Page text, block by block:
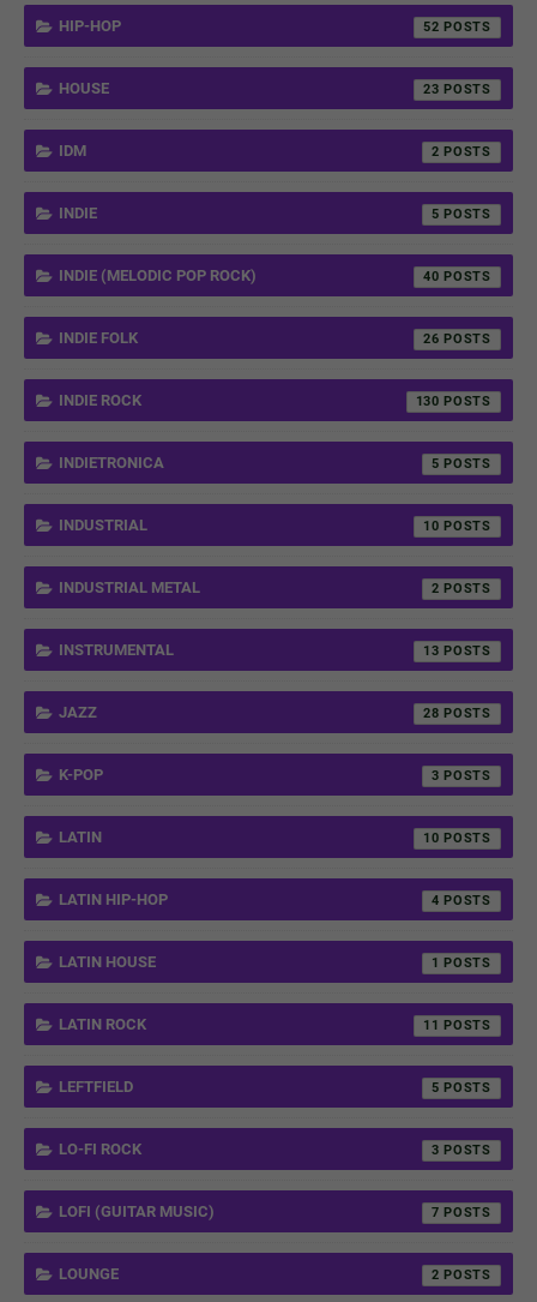
HIP-HOP 52
HOUSE 23
IDM 2
INDIE 5
INDIE (MELODIC POP ROCK) 40
INDIE FOLK 26
INDIE ROCK 130
INDIETRONICA 5
INDUSTRIAL 10
INDUSTRIAL METAL 2
INSTRUMENTAL 13
JAZZ 28
K-POP 3
LATIN 10
LATIN HIP-HOP 4
LATIN HOUSE 1
LATIN ROCK 11
LEFTFIELD 5
LO-FI ROCK 3
LOFI (GUITAR MUSIC) 7
LOUNGE 2